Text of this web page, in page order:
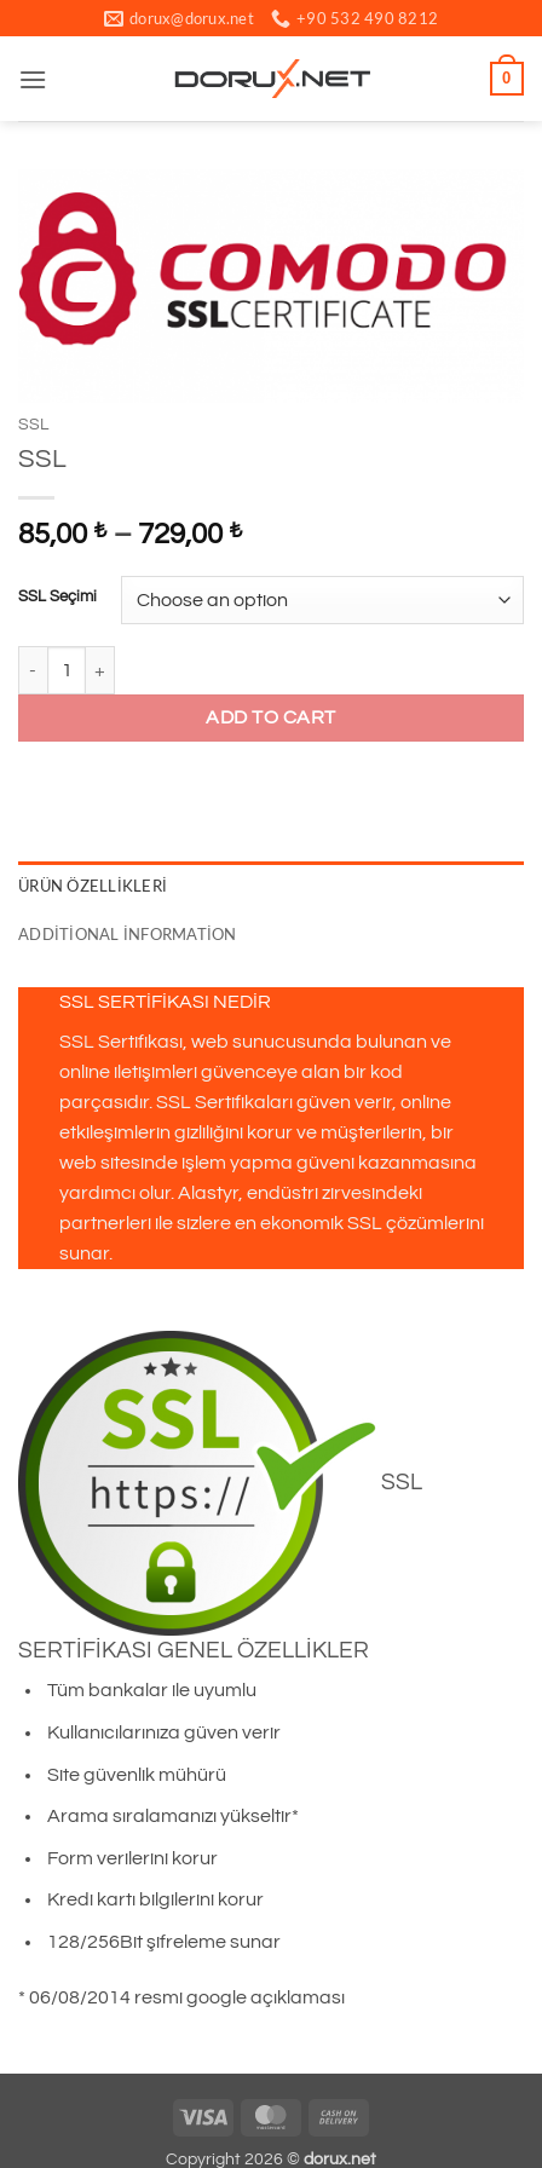
dorux@dorux.net +90 532 490 8212
0
SSL
SSL
85,00 ₺ – 729,00 ₺
SSL Seçimi
SSL quantity
ADD TO CART
ÜRÜN ÖZELLIKLERI
ADDITIONAL INFORMATION
SSL SERTİFİKASI NEDİR
SSL Sertifikası, web sunucusunda bulunan ve
online iletişimleri güvenceye alan bir kod
parçasıdır. SSL Sertifikaları güven verir, online
etkileşimlerin gizliliğini korur ve müşterilerin, bir
web sitesinde işlem yapma güveni kazanmasına
yardımcı olur. Alastyr, endüstri zirvesindeki
partnerleri ile sizlere en ekonomik SSL çözümlerini
sunar.
SSL
SERTİFİKASI GENEL ÖZELLİKLER
Tüm bankalar ile uyumlu
Kullanıcılarınıza güven verir
Site güvenlik mühürü
Arama sıralamanızı yükseltir*
Form verilerini korur
Kredi kartı bilgilerini korur
128/256Bit şifreleme sunar
* 06/08/2014 resmi google açıklaması
Visa MasterCard
Copyright 2026 © dorux.net